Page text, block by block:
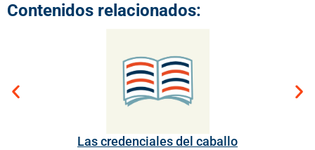
Contenidos relacionados:
Las credenciales del caballo